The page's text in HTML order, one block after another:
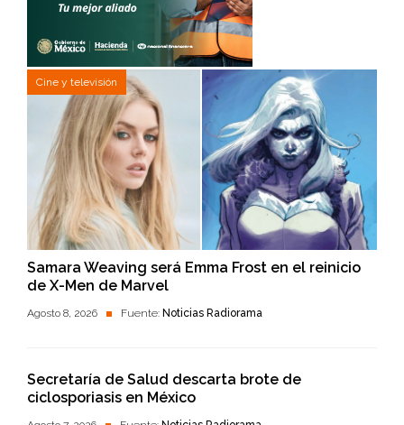
Cine y televisión
Samara Weaving será Emma Frost en el reinicio
de X-Men de Marvel
Agosto 8, 2026 Fuente: Noticias Radiorama
Secretaría de Salud descarta brote de
ciclosporiasis en México